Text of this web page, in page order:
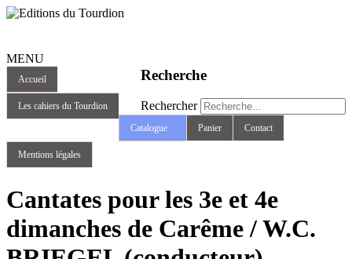
Recherche
Rechercher
MENU
Accueil
Les cahiers du Tourdion
Catalogue Panier Contact
Mentions légales
Cantates pour les 3e et 4e
dimanches de Carême / W.C.